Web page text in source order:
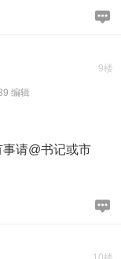
9楼
编辑
请@书记或市